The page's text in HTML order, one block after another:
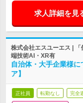
求人詳細を見
株式会社エスユーエス |
端技術AI・XR有
自治体・大手企業様
ア】
正社員 転勤なし 完全